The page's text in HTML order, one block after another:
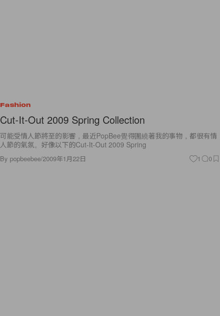
Fashion
Cut-It-Out 2009 Spring Collection
可能受情人節將至的影響，最近PopBee覺得圍繞著我的事物，都很有情
人節的氣氛。好像以下的Cut-It-Out 2009 Spring
By popbeebee/2009年1月22日 1 0